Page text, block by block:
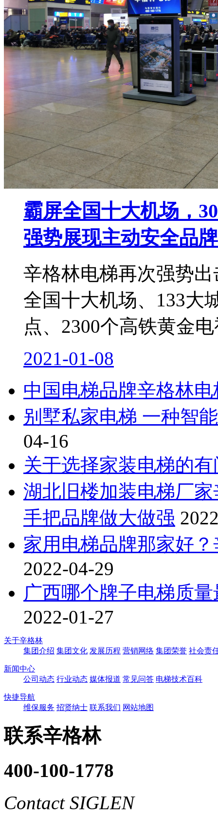
霸屏全国十大机场，
强势展现主动安全品
辛格林电梯再次强势
全国十大机场、133大
点、2300个高铁黄金
2021-01-08
中国电梯品牌辛格林
别墅私家电梯 一种智
04-16
关于选择家装电梯的
湖北旧楼加装电梯厂
手把品牌做大做强
家用电梯品牌那家好
2022-04-29
广西哪个牌子电梯质
2022-01-27
关于辛格林
集团介绍 集团文化 发展历程 营销网络 集团荣誉 社会责
新闻中心
公司动态 行业动态 媒体报道 常见问答 电梯技术百科
快捷导航
维保服务 招贤纳士 联系我们 网站地图
联系辛格林
400-100-1778
Contact SIGLEN